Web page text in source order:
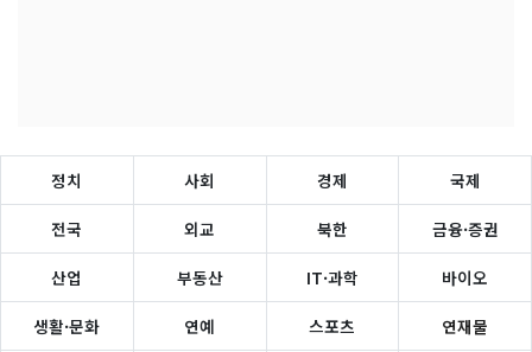
정치 사회 경제 국제
전국 외교 북한 금융·증권
산업 부동산 IT·과학 바이오
생활·문화 연예 스포츠 연재물